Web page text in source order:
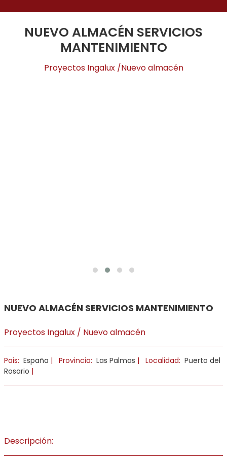
Inicio
NUEVO ALMACÉN SERVICIOS
MANTENIMIENTO
Proyectos Ingalux /Nuevo almacén
NUEVO ALMACÉN SERVICIOS MANTENIMIENTO
Proyectos Ingalux / Nuevo almacén
Pais: España | Provincia: Las Palmas | Localidad: Puerto del
Rosario |
Descripción: